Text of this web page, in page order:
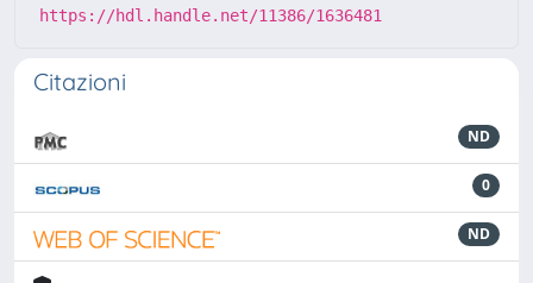
https://hdl.handle.net/11386/1636481
Citazioni
ND
0
ND